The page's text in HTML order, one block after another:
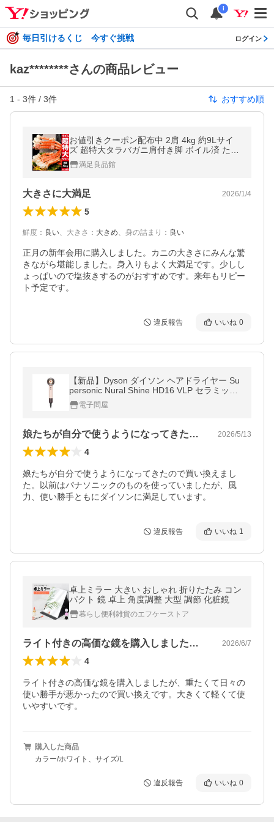
i
毎日引けるくじ 今すぐ挑戦 ログイン
kaz********さんの商品レビュー
1 - 3件 / 3件 おすすめ順
お値引きクーポン配布中 2肩 4kg 約9Lサイ
ズ 超特大タラバガニ肩付き脚 ボイル済 たら
ば蟹特大 タラバガニ タラバガニ脚 たらばが
に 送料無料 爆買
満足良品館
大きさに大満足 2026/1/4
5
鮮度 ： 良い、 大きさ ： 大きめ、 身の詰まり ： 良い
正月の新年会用に購入しました。カニの大きさにみんな驚
きながら堪能しました。身入りもよく大満足です。少しし
ょっぱいので塩抜きするのがおすすめです。来年もリピー
ト予定です。
違反報告 いいね 0
【新品】Dyson ダイソン ヘアドライヤー Su
personic Nural Shine HD16 VLP セラミック
ピンク
電子問屋
娘たちが自分で使うようになってきたので… 2026/5/13
4
娘たちが自分で使うようになってきたので買い換えまし
た。以前はパナソニックのものを使っていましたが、風
力、使い勝手ともにダイソンに満足しています。
違反報告 いいね 1
卓上ミラー 大きい おしゃれ 折りたたみ コン
パクト 鏡 卓上 角度調整 大型 調節 化粧鏡
暮らし便利雑貨のエフケーストア
ライト付きの高価な鏡を購入しましたが、… 2026/6/7
4
ライト付きの高価な鏡を購入しましたが、重たくて日々の
使い勝手が悪かったので買い換えです。大きくて軽くて使
いやすいです。
購入した商品
カラー/ホワイト、サイズ/L
違反報告 いいね 0